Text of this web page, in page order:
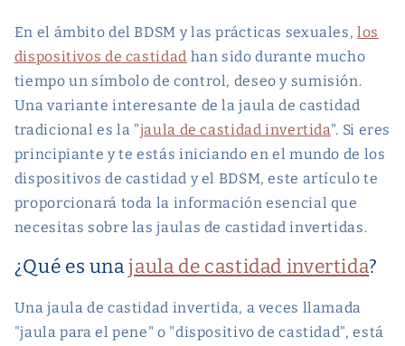
En el ámbito del BDSM y las prácticas sexuales, los
dispositivos de castidad han sido durante mucho
tiempo un símbolo de control, deseo y sumisión.
Una variante interesante de la jaula de castidad
tradicional es la "jaula de castidad invertida". Si eres
principiante y te estás iniciando en el mundo de los
dispositivos de castidad y el BDSM, este artículo te
proporcionará toda la información esencial que
necesitas sobre las jaulas de castidad invertidas.
¿Qué es unajaula de castidad invertida?
Una jaula de castidad invertida, a veces llamada
"jaula para el pene" o "dispositivo de castidad", está